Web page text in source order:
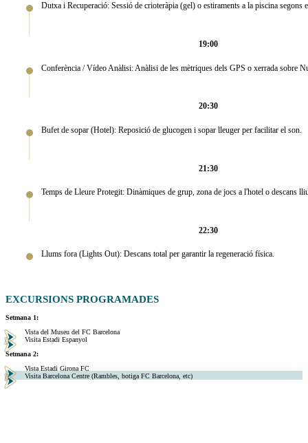
Dutxa i Recuperació: Sessió de crioteràpia (gel) o estiraments a la piscina segons
19:00
Conferència / Vídeo Anàlisi: Anàlisi de les mètriques dels GPS o xerrada sobre
20:30
Bufet de sopar (Hotel): Reposició de glucogen i sopar lleuger per facilitar el son.
21:30
Temps de Lleure Protegit: Dinàmiques de grup, zona de jocs a l'hotel o descans
22:30
Llums fora (Lights Out): Descans total per garantir la regeneració física.
EXCURSIONS PROGRAMADES
Setmana 1:
Vista del Museu del FC Barcelona
Visita Estadi Espanyol
Setmana 2:
Vista Estadi Girona FC
Visita Barcelona Centre (Rambles, botiga FC Barcelona, etc)